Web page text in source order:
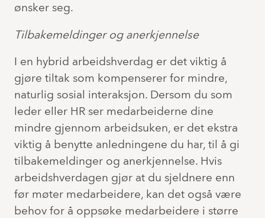
ønsker seg.
Tilbakemeldinger og anerkjennelse
I en hybrid arbeidshverdag er det viktig å
gjøre tiltak som kompenserer for mindre,
naturlig sosial interaksjon. Dersom du som
leder eller HR ser medarbeiderne dine
mindre gjennom arbeidsuken, er det ekstra
viktig å benytte anledningene du har, til å gi
tilbakemeldinger og anerkjennelse. Hvis
arbeidshverdagen gjør at du sjeldnere enn
før møter medarbeidere, kan det også være
behov for å oppsøke medarbeidere i større